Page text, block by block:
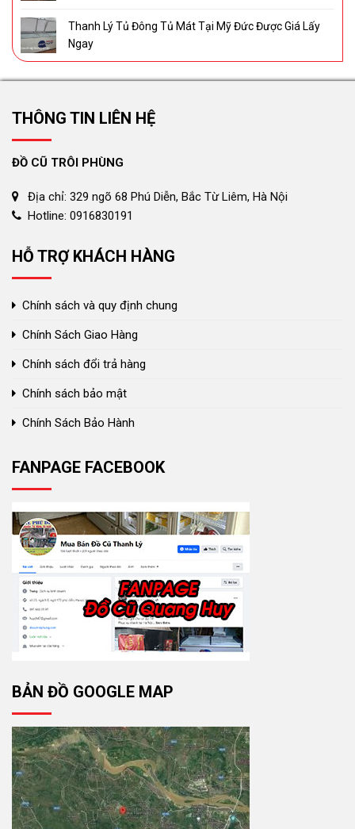
Thanh Lý Tủ Đông Tủ Mát Tại Mỹ Đức Được Giá Lấy
Ngay
THÔNG TIN LIÊN HỆ
ĐỒ CŨ TRÔI PHÙNG
Địa chỉ: 329 ngõ 68 Phú Diễn, Bắc Từ Liêm, Hà Nội
Hotline: 0916830191
HỖ TRỢ KHÁCH HÀNG
Chính sách và quy định chung
Chính Sách Giao Hàng
Chính sách đổi trả hàng
Chính sách bảo mật
Chính Sách Bảo Hành
FANPAGE FACEBOOK
BẢN ĐỒ GOOGLE MAP